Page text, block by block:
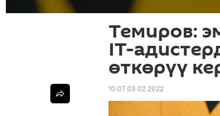
Темиров:
IT-
өткөрүү
10:07 03.02.2022